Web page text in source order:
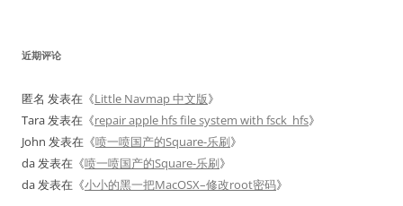
近期评论
匿名 发表在《Little Navmap 中文版》
Tara发表在《repair apple hfs file system with fsck_hfs》
John 发表在《喷一喷国产的Square-乐刷》
da发表在《喷一喷国产的Square-乐刷》
da发表在《小小的黑一把MacOSX–修改root密码》